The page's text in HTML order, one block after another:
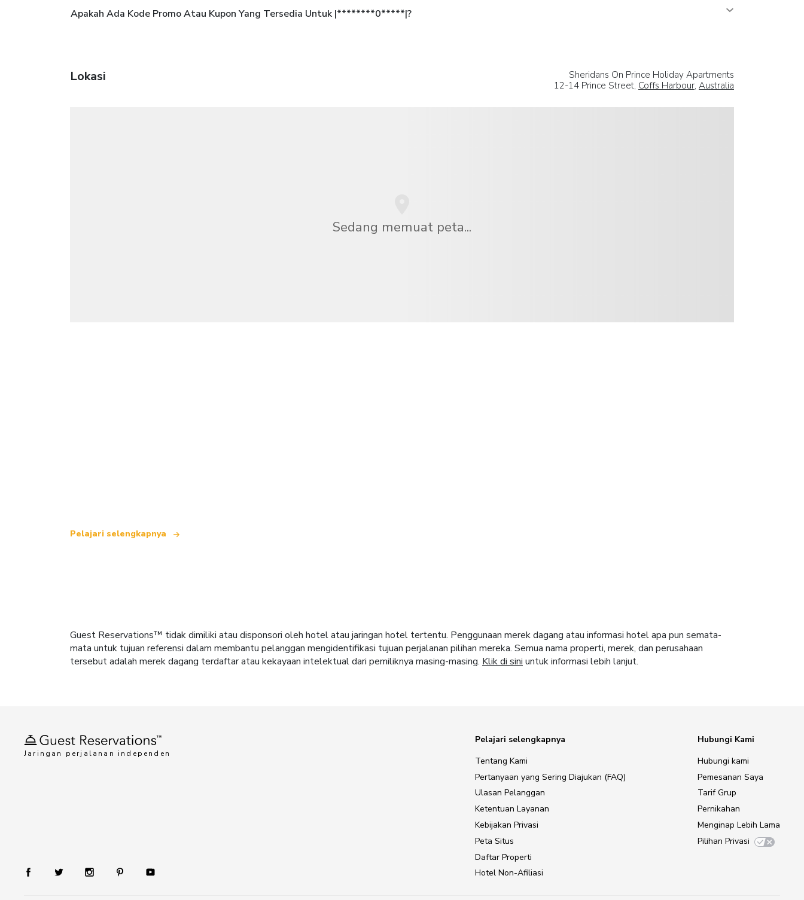
Apakah Ada Kode Promo Atau Kupon Yang Tersedia Untuk |********0*****|?
Lokasi
Sheridans On Prince Holiday Apartments
12-14 Prince Street, Coffs Harbour, Australia
Sedang memuat peta...
Pelajari selengkapnya
Guest Reservations™ tidak dimiliki atau disponsori oleh hotel atau jaringan hotel tertentu. Penggunaan merek dagang atau informasi hotel apa pun semata-
mata untuk tujuan referensi dalam membantu pelanggan mengidentifikasi tujuan perjalanan pilihan mereka. Semua nama properti, merek, dan perusahaan
tersebut adalah merek dagang terdaftar atau kekayaan intelektual dari pemiliknya masing-masing. Klik di sini untuk informasi lebih lanjut.
Jaringan perjalanan independen
Pelajari selengkapnya
Tentang Kami
Pertanyaan yang Sering Diajukan (FAQ)
Ulasan Pelanggan
Ketentuan Layanan
Kebijakan Privasi
Peta Situs
Daftar Properti
Hotel Non-Afiliasi
Hubungi Kami
Hubungi kami
Pemesanan Saya
Tarif Grup
Pernikahan
Menginap Lebih Lama
Pilihan Privasi